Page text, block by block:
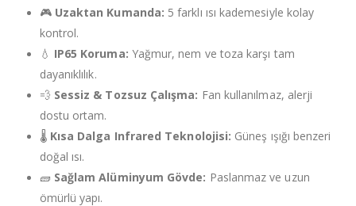
🎮 Uzaktan Kumanda: 5 farklı ısı kademesiyle kolay
kontrol.
💧 IP65 Koruma: Yağmur, nem ve toza karşı tam
dayanıklılık.
💨 Sessiz & Tozsuz Çalışma: Fan kullanılmaz, alerji
dostu ortam.
🌡️ Kısa Dalga Infrared Teknolojisi: Güneş ışığı benzeri
doğal ısı.
🧱 Sağlam Alüminyum Gövde: Paslanmaz ve uzun
ömürlü yapı.